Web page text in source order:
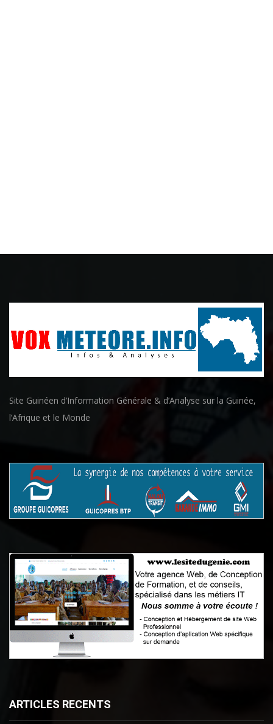
Site Guinéen d’Information Générale & d’Analyse sur la Guinée,
l’Afrique et le Monde
ARTICLES RECENTS